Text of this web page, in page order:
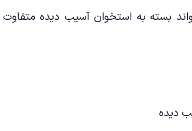
بسته به استخوان آسیب دیده متفاوت
دیده